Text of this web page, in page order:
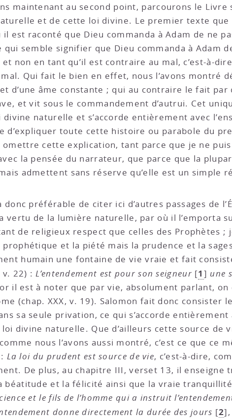
maintenant au second point, parcourons le
et de cette loi divine. Le premier texte
il est raconté que Dieu commanda à Adam de ne
qui semble signifier que Dieu commanda à Adam
non en tant qu’il est contraire au mal, c’est-à-
Qui fait le bien en effet, nous l’avons montré
d’une âme constante ; qui au contraire le fait
et vit sous le commandement d’autrui. Cet
naturelle et s’accorde entièrement avec
d’expliquer toute cette histoire ou parabole du
omettre cette explication, tant parce que je ne
la pensée du narrateur, que parce que la
admettent sans réserve qu’elle est un simple
donc préférable de citer ici d’autres passages de
vertu de la lumière naturelle, par où il l’emporta
de religieux respect que celles des Prophètes
prophétique et la piété mais la prudence et la
humain une fontaine de vie vraie et fait
v. 22) :L’entendement est pour son seigneur [1 ] une
il est à noter que par vie, absolument parlant,
(chap. XXX, v. 19). Salomon fait donc
sa seule privation, ce qui s’accorde
divine naturelle. Que d’ailleurs cette source de
nous l’avons aussi montré, c’est ce que ce
La loi du prudent est source de vie, c’est-à-dire,
De plus, au chapitre III, verset 13, il enseigne
béatitude et la félicité ainsi que la vraie
et le fils de l’homme qui a instruit
donne directement la durée des jours [2]